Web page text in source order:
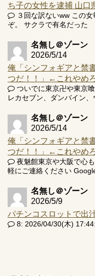
ち子の女性を逮捕 山口
３回な訳ないww この
ぞ。 サクラで有名だった
名無し＠ゾーン
2026/5/14
俺「シンフォギアと禁
つだ！！」←これやめ
ついでに東京卍や東京
レカセブン、ダンバイン、
名無し＠ゾーン
2026/5/14
俺「シンフォギアと禁
つだ！！」←これやめ
夜魅館東京や大阪で心
軽にご連絡ください
名無し＠ゾーン
2026/5/9
パチンコスロットで出
8: 2026/04/30(木)